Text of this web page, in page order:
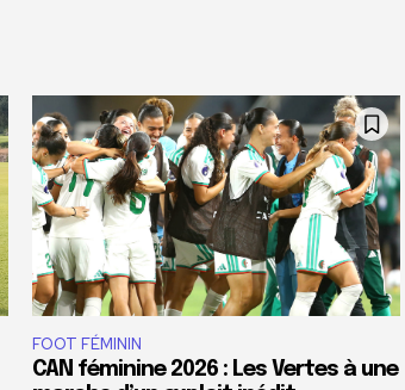
FOOT FÉMININ
CAN féminine 2026 : Les Vertes à une